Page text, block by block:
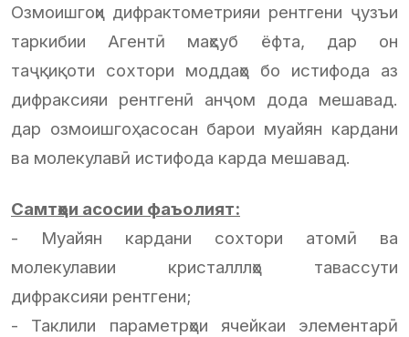
Озмоишгоҳи дифрактометрияи рентгени ҷузъи
таркибии Агентӣ маҳсуб ёфта, дар он
таҷқиқоти сохтори моддаҳо бо истифода аз
дифраксияи рентгенӣ анҷом дода мешавад.
дар озмоишгоҳ асосан барои муайян кардани
ва молекулавӣ истифода карда мешавад.
Самтҳои асосии фаъолият:
- Муайян кардани сохтори атомӣ ва
молекулавии кристалллҳо тавассути
дифраксияи рентгени;
- Таклили параметрҳои ячейкаи элементарӣ